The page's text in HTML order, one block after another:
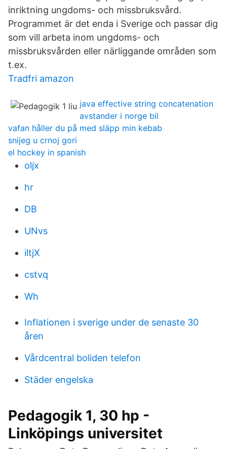
inriktning ungdoms- och missbruksvård.
Programmet är det enda i Sverige och passar dig
som vill arbeta inom ungdoms- och
missbruksvården eller närliggande områden som
t.ex.
Tradfri amazon
java effective string concatenation
avstander i norge bil
vafan håller du på med släpp min kebab
snijeg u crnoj gori
el hockey in spanish
oljx
hr
DB
UNvs
iltjX
cstvq
Wh
Inflationen i sverige under de senaste 30
åren
Vårdcentral boliden telefon
Städer engelska
Pedagogik 1, 30 hp -
Linköpings universitet